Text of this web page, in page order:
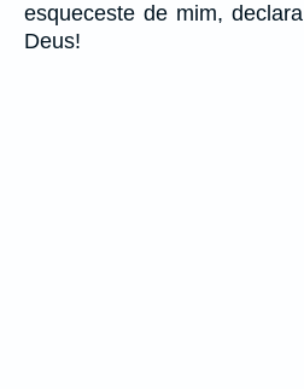
esqueceste de mim, declara
Deus!